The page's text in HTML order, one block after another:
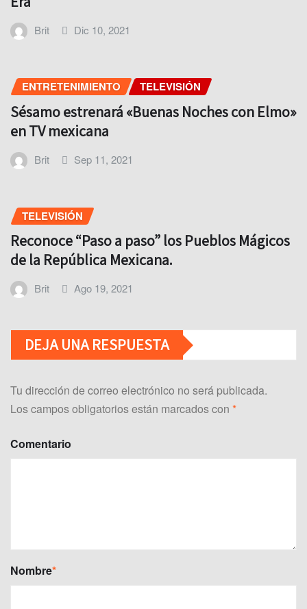
Brit Dic 10, 2021
ENTRETENIMIENTO TELEVISIÓN
Sésamo estrenará «Buenas Noches con Elmo»
en TV mexicana
Brit Sep 11, 2021
TELEVISIÓN
Reconoce “Paso a paso” los Pueblos Mágicos
de la República Mexicana.
Brit Ago 19, 2021
DEJA UNA RESPUESTA
Tu dirección de correo electrónico no será publicada.
Los campos obligatorios están marcados con *
Comentario
Nombre*